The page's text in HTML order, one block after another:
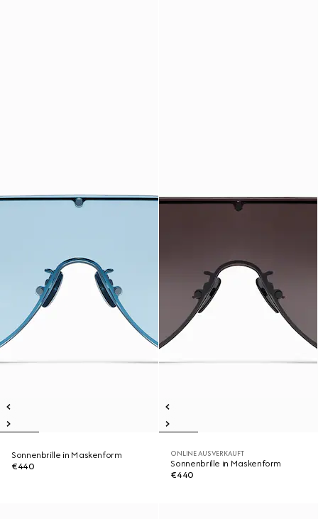
Sonnenbrille in Maskenform
€440
ONLINE AUSVERKAUFT
Sonnenbrille in Maskenform
€440